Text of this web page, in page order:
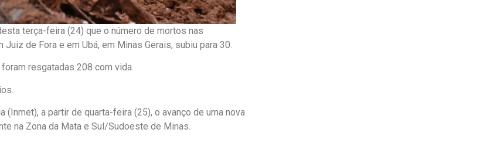
terça-feira (24) que o número de mortos nas
de Fora e em Ubá, em Minas Gerais, subiu para 30.
resgatadas 208 com vida.
a partir de quarta-feira (25), o avanço de uma nova
na Zona da Mata e Sul/Sudoeste de Minas.